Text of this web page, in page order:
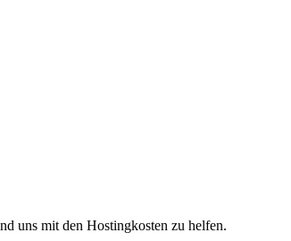
uns mit den Hostingkosten zu helfen.